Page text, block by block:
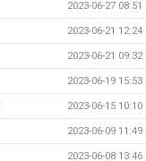
2023-06-27 08:51
2023-06-21 12:24
2023-06-21 09:32
2023-06-19 15:53
2023-06-15 10:10
2023-06-09 11:49
2023-06-08 13:46